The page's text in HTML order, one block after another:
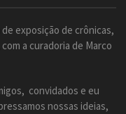
exposição de crônicas,
a curadoria de Marco
convidados e eu
nossas ideias,